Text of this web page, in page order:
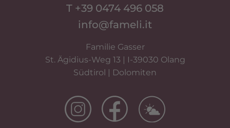
T +39 0474 496 058
info@fameli.it
Familie Gasser
St. Ägidius-Weg 13 | I-39030 Olang
Südtirol | Dolomiten